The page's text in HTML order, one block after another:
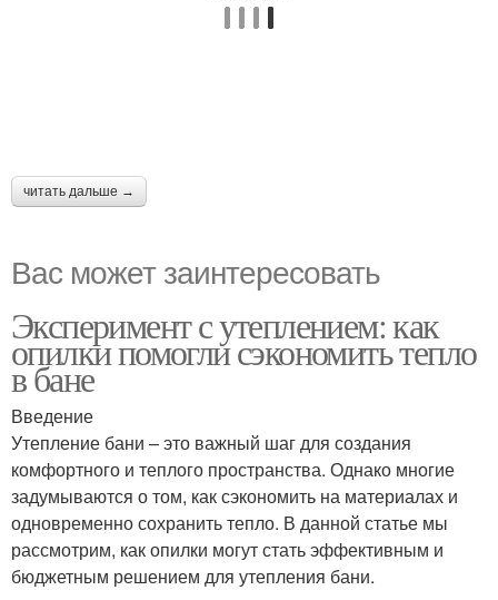
читать дальше →
Вас может заинтересовать
Эксперимент с утеплением: как
опилки помогли сэкономить тепло
в бане
Введение
Утепление бани – это важный шаг для создания
комфортного и теплого пространства. Однако многие
задумываются о том, как сэкономить на материалах и
одновременно сохранить тепло. В данной статье мы
рассмотрим, как опилки могут стать эффективным и
бюджетным решением для утепления бани.